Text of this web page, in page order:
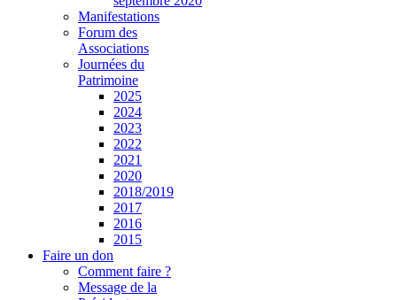
Manifestations
Forum des
Associations
Journées du
Patrimoine
2025
2024
2023
2022
2021
2020
2018/2019
2017
2016
2015
Faire un don
Comment faire ?
Message de la